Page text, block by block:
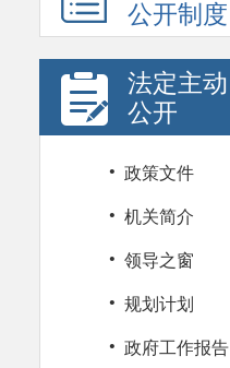
公开制度
法定主动
公开
· 政策文件
· 机关简介
· 领导之窗
· 规划计划
· 政府工作报告